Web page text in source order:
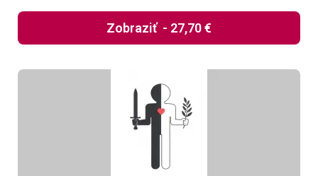
Zobraziť - 27,70 €